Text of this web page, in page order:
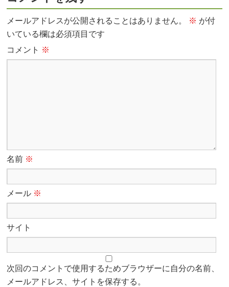
メールアドレスが公開されることはありません。 ※ が付
いている欄は必須項目です
コメント ※
名前 ※
メール ※
サイト
次回のコメントで使用するためブラウザーに自分の名前、
メールアドレス、サイトを保存する。